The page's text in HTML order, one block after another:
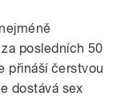
posledních 50
přináší čerstvou
dostává sex